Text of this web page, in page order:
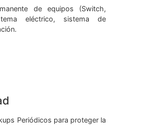
de equipos (Switch,
eléctrico, sistema de
Periódicos para proteger la